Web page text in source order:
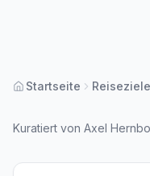
Startseite Reiseziele
Kuratiert von Axel